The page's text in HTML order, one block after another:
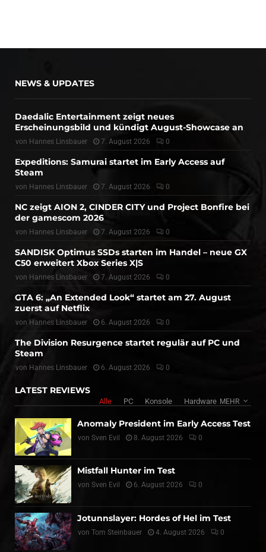
NEWS & UPDATES
Daedalic Entertainment zeigt neues
Erscheinungsbild und kündigt August-Showcase an
von Hannes Linsbauer 7. August 2026 0
Expeditions: Samurai startet im Early Access auf
Steam
von Hannes Linsbauer 7. August 2026 0
NC zeigt AION 2, CINDER CITY und Project Bonfire bei
der gamescom 2026
von Hannes Linsbauer 7. August 2026 0
SANDISK Optimus SSDs starten im Handel – neue GX
C50 erweitert Xbox Series X|S
von Hannes Linsbauer 7. August 2026 0
GTA 6: „An Extended Look“ startet am 27. August
zuerst auf Netflix
von Hannes Linsbauer 6. August 2026 0
The Division Resurgence startet regulär auf PC und
Steam
von Hannes Linsbauer 6. August 2026 0
LATEST REVIEWS
Alle PC Konsole Hardware MEHR
Anomaly President im Early Access Test
von Sven Evil 8. August 2026 0
Mistfall Hunter im Test
von Sven Evil 6. August 2026 0
Jotunnslayer: Hordes of Hel im Test
von Tom Steinbauer 4. August 2026 0